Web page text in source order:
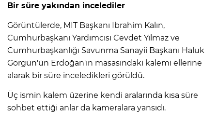
Bir süre yakından incelediler
Görüntülerde, MİT Başkanı İbrahim Kalın,
Cumhurbaşkanı Yardımcısı Cevdet Yılmaz ve
Cumhurbaşkanlığı Savunma Sanayii Başkanı Haluk
Görgün'ün Erdoğan'ın masasındaki kalemi ellerine
alarak bir süre inceledikleri görüldü.
Üç ismin kalem üzerine kendi aralarında kısa süre
sohbet ettiği anlar da kameralara yansıdı.